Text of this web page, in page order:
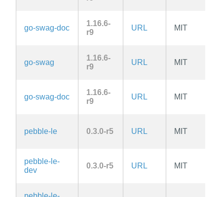
go-swag-doc
1.16.6-
r9
URL MIT
go-swag
1.16.6-
r9
URL MIT
go-swag-doc
1.16.6-
r9
URL MIT
pebble-le 0.3.0-r5 URL MIT
pebble-le-
dev
0.3.0-r5 URL MIT